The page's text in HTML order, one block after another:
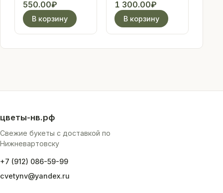
С днем
рождения,
флористика
550.00₽
В корзину
(голубая)
1 300.00₽
В корзину
цветы-нв.рф
Свежие букеты с доставкой по
Нижневартовску
+7 (912) 086-59-99
cvetynv@yandex.ru